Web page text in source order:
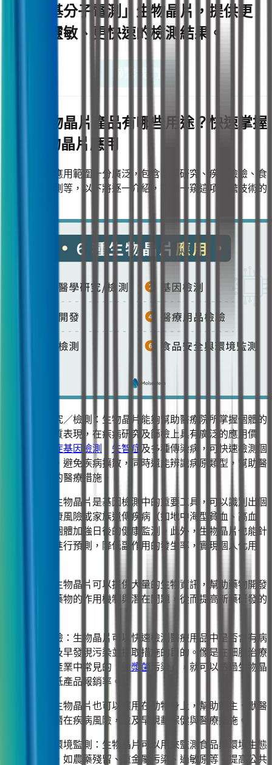
「矽基分子電測」生物晶片，提供更
靈敏、更快速的檢測結果。
聯繫我們
四、生物晶片產品有哪些用途？快速掌握
6 大生物晶片應用
生物晶片的應用範圍十分廣泛，包含醫學研究、疾病檢驗、食
品及環境監測等，以下將逐一介紹，帶您一窺這項前瞻技術的
生物醫學研究／檢測：生物晶片能夠幫助醫療院所掌握個體的
基因及蛋白質表現，在疾病研究及篩檢上具有廣泛的應用價
癌症基因檢測 失智症 及多種傳染病，可快速檢測個
體感染狀況，避免疾病擴散，同時還能辨識病原類型，幫助醫
師採取對應的醫療措施。
基因檢測：生物晶片是基因檢測中的重要工具，可以識別出個
體潛在的健康風險或家族遺傳疾病（如地中海型貧血、高血
壓），幫助個體加強日後的健康監測。此外，生物晶片也能針
對藥物反應進行預測，降低副作用的發生率，實現個人化用
藥物開發：生物晶片可以提供大量的生物資訊，幫助藥物開發
人員更了解藥物的作用機制與潛在問題，從而提高新藥研發的
醫療用品檢驗：生物晶片可以快速檢測醫療用品中是否含有病
原體，幫助及早發現污染並採取措施的目的。像是在細胞治療
和生物製藥產業中常見的「
黴漿菌
污染」，就可以透過生物晶
片檢測來降低產品報銷率。
：生物晶片也可以應用在動物身上，幫助飼主、獸醫
了解寵物的潛在疾病風險，並及早規劃保健與醫療措施。
食品安全與環境監測：生物晶片可以用來監測食品與環境生態
的有害物質，如農藥殘留、重金屬污染、過敏原等，提高公共